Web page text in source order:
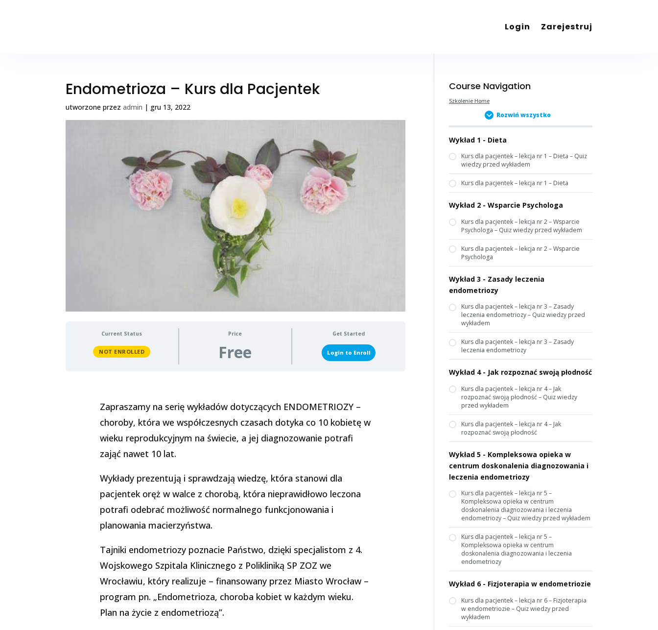
Login Zarejestruj
Endometrioza – Kurs dla Pacjentek
utworzone przezadmin | gru 13, 2022
Current Status
NOT ENROLLED
Price
Free
Get Started
Login to Enroll
Zapraszamy na serię wykładów dotyczących ENDOMETRIOZY –
choroby, która we współczesnych czasach dotyka co 10 kobietę w
wieku reprodukcyjnym na świecie, a jej diagnozowanie potrafi
zająć nawet 10 lat.
Wykłady prezentują i sprawdzają wiedzę, która stanowi dla
pacjentek oręż w walce z chorobą, która nieprawidłowo leczona
potrafi odebrać możliwość normalnego funkcjonowania i
planowania macierzyństwa.
Tajniki endometriozy poznacie Państwo, dzięki specjalistom z 4.
Wojskowego Szpitala Klinicznego z Polikliniką SP ZOZ we
Wrocławiu, który realizuje – finansowany przez Miasto Wrocław –
program pn. „Endometrioza, choroba kobiet w każdym wieku.
Plan na życie z endometriozą”.
Course Navigation
Szkolenie Home
Rozwiń wszystko
Wykład 1 - Dieta
Kurs dla pacjentek – lekcja nr 1 – Dieta – Quiz
wiedzy przed wykładem
Kurs dla pacjentek – lekcja nr 1 – Dieta
Wykład 2 - Wsparcie Psychologa
Kurs dla pacjentek – lekcja nr 2 – Wsparcie
Psychologa – Quiz wiedzy przed wykładem
Kurs dla pacjentek – lekcja nr 2 – Wsparcie
Psychologa
Wykład 3 - Zasady leczenia
endometriozy
Kurs dla pacjentek – lekcja nr 3 – Zasady
leczenia endometriozy – Quiz wiedzy przed
wykładem
Kurs dla pacjentek – lekcja nr 3 – Zasady
leczenia endometriozy
Wykład 4 - Jak rozpoznać swoją płodność
Kurs dla pacjentek – lekcja nr 4 – Jak
rozpoznać swoją płodność – Quiz wiedzy
przed wykładem
Kurs dla pacjentek – lekcja nr 4 – Jak
rozpoznać swoją płodność
Wykład 5 - Kompleksowa opieka w
centrum doskonalenia diagnozowania i
leczenia endometriozy
Kurs dla pacjentek – lekcja nr 5 –
Kompleksowa opieka w centrum
doskonalenia diagnozowania i leczenia
endometriozy – Quiz wiedzy przed wykładem
Kurs dla pacjentek – lekcja nr 5 –
Kompleksowa opieka w centrum
doskonalenia diagnozowania i leczenia
endometriozy
Wykład 6 - Fizjoterapia w endometriozie
Kurs dla pacjentek – lekcja nr 6 – Fizjoterapia
w endometriozie – Quiz wiedzy przed
wykładem